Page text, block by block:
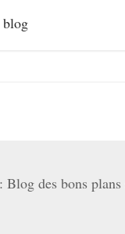
blog
des bons